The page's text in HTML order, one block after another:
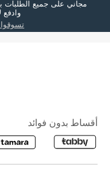
وادفع
تسوقوا
أقساط بدون فوائد